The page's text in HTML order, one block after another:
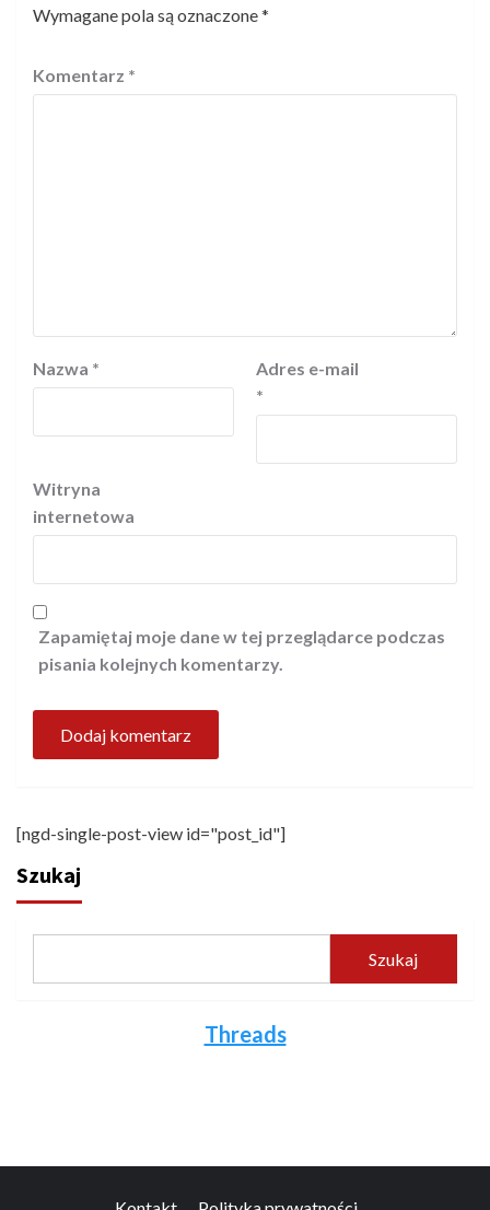
Wymagane pola są oznaczone*
Komentarz *
Nazwa *
Adres e-mail
*
Witryna
internetowa
Zapamiętaj moje dane w tej przeglądarce podczas
pisania kolejnych komentarzy.
[ngd-single-post-view id="post_id"]
Szukaj
Szukaj
Threads